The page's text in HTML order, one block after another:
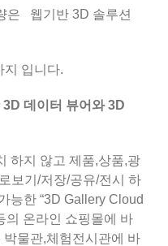
은 웹기반 3D 솔루션
지 입니다.
데이터 뷰어와 3D
하지 않고 제품,상품,광
보기/저장/공유/전시 하
능한 “3D Gallery Cloud
의 온라인 쇼핑몰에 바
박물관,체험전시관에 바